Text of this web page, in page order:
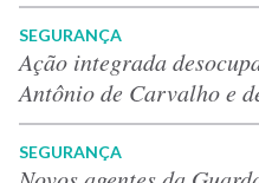
SEGURANÇA
Ação integrada
Antônio de Carvalho e
SEGURANÇA